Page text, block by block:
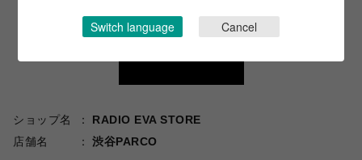
ショップ名
RADIO EVA STORE
店舗名
渋谷PARCO
Switch language Cancel